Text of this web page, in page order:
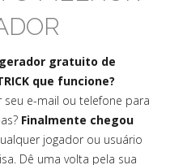
gratuito de
que funcione?
e-mail ou telefone para
Finalmente chegou
jogador ou usuário
Dê uma volta pela sua